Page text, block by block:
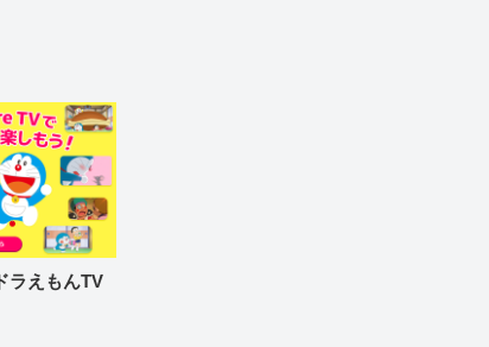
ラえもんTV